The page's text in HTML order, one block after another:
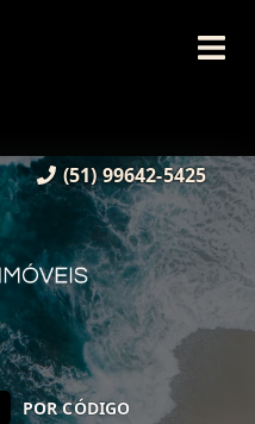
(51) 99642-5425
POR CÓDIGO